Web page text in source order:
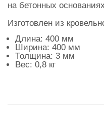
на бетонных
Изготовлен из
Длина: 400 мм
Ширина: 400 мм
Толщина: 3 мм
Вес: 0,8 кг